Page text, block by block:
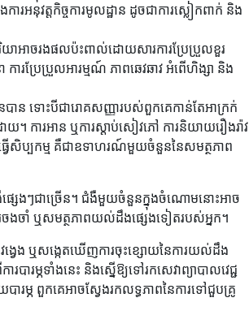
អនុវត្តកិច្ចការមូលដ្ឋាន ដូចជាការស្លៀកពាក់ និង
យាអាចរងផលប៉ះពាល់ដោយសារការប្រែប្រួលខួរ
រប្រែប្រួលអារម្មណ៍ ភាពឆេវឆាវ អំពើហិង្សា និង
ាន ទោះបីជារោគសញ្ញារបស់ពួកគេកាន់តែអាក្រក់
។ ការអាន ឬការស្តាប់សៀវភៅ ការនិយាយរឿងរ៉ាវ
ារធ្វើសិប្បកម្ម គឺជាឧទាហរណ៍មួយចំនួននៃសមត្ថភាព
ផ្សេងៗជាច្រើន។ ជំងឺមួយចំនួនក្នុងចំណោមនោះអាច
រចងចាំ ឬសមត្ថភាពយល់ដឹងផ្សេងទៀតរបស់អ្នក។
ង្វេង ឬសង្កេតឃើញការចុះខ្សោយនៃការយល់ដឹង
ារម្ភទាំងនេះ និងស្នើឱ្យទៅរកសេវាព្យាបាលវេជ្ជ
បារម្ភ ពួកគេអាចស្វែងរកលទ្ធភាពនៃការទៅជួបគ្រូ